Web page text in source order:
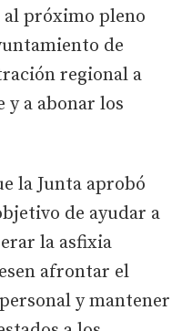
próximo pleno
de
regional a
y a abonar los
la Junta aprobó
de ayudar a
la asfixia
afrontar el
y mantener